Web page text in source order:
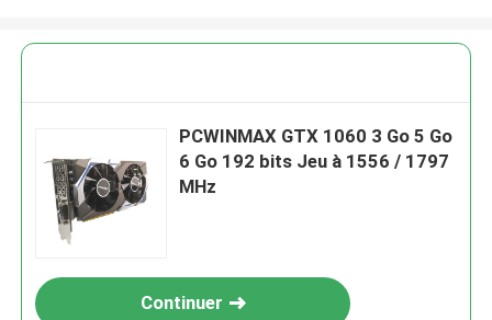
PCWINMAX GTX 1060 3 Go 5 Go
6 Go 192 bits Jeu à 1556 / 1797
MHz
Continuer